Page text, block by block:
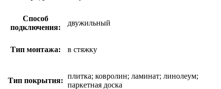
Способ
подключения:
двужильный
Тип монтажа: в стяжку
Тип покрытия:
плитка; ковролин; ламинат; линолеум;
паркетная доска